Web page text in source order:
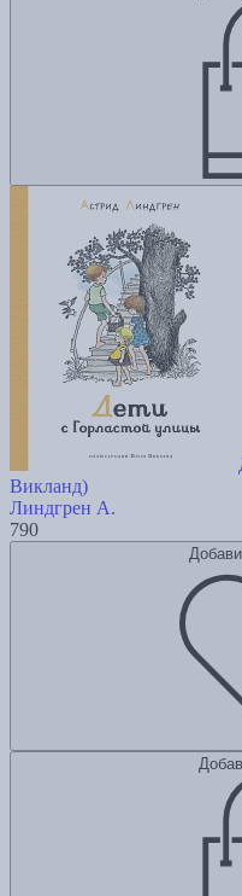
Викланд)
Линдгрен А.
790